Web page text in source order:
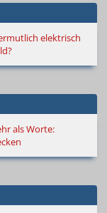
elektrisch
als Worte: